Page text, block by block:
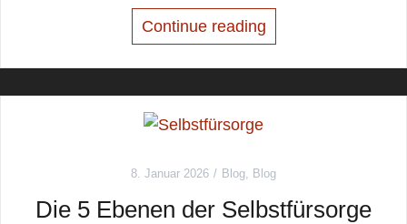
Continue reading
8. Januar 2026 Blog Blog
Die 5 Ebenen der Selbstfürsorge